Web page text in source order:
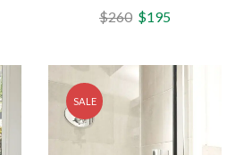
$260 $195
SALE